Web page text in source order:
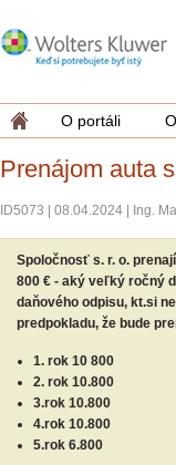
O portáli
Prenájom auta
ID5073 08.04.2024 Ing.
Spoločnosť s. r. o.
800 € - aký veľký ročný
daňového odpisu, kt.si
predpokladu, že bude
1. rok 10 800
2. rok 10.800
3.rok 10.800
4.rok 10.800
5.rok 6.800